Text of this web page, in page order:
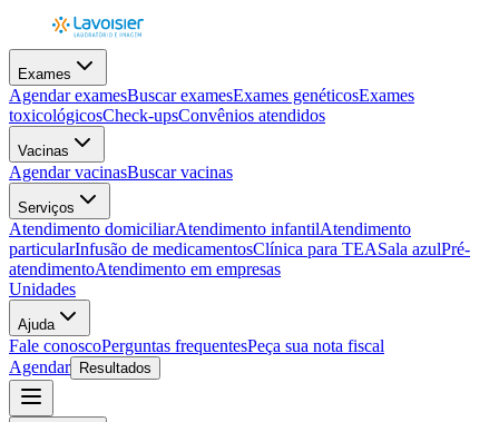
Exames
Agendar examesBuscar examesExames genéticosExames
toxicológicosCheck-upsConvênios atendidos
Vacinas
Agendar vacinasBuscar vacinas
Serviços
Atendimento domiciliarAtendimento infantilAtendimento
particularInfusão de medicamentosClínica para TEASala azulPré-
atendimentoAtendimento em empresas
Unidades
Ajuda
Fale conoscoPerguntas frequentesPeça sua nota fiscal
Agendar
Resultados